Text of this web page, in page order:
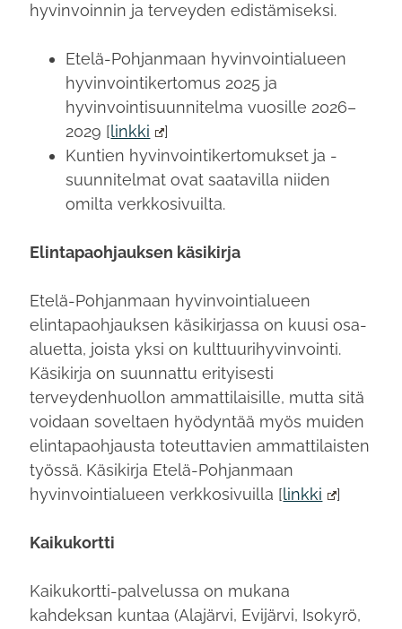
hyvinvoinnin ja terveyden edistämiseksi.
Etelä-Pohjanmaan hyvinvointialueen
hyvinvointikertomus 2025 ja
hyvinvointisuunnitelma vuosille 2026–
2029 [linkki
]
Kuntien hyvinvointikertomukset ja -
suunnitelmat ovat saatavilla niiden
omilta verkkosivuilta.
Elintapaohjauksen käsikirja
Etelä-Pohjanmaan hyvinvointialueen
elintapaohjauksen käsikirjassa on kuusi osa-
aluetta, joista yksi on kulttuurihyvinvointi.
Käsikirja on suunnattu erityisesti
terveydenhuollon ammattilaisille, mutta sitä
voidaan soveltaen hyödyntää myös muiden
elintapaohjausta toteuttavien ammattilaisten
työssä. Käsikirja Etelä-Pohjanmaan
hyvinvointialueen verkkosivuilla [linkki ]
Kaikukortti
Kaikukortti-palvelussa on mukana
kahdeksan kuntaa (Alajärvi, Evijärvi, Isokyrö,